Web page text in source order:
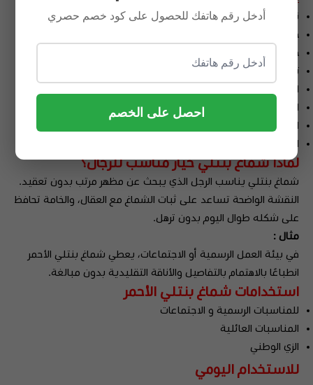
نقش كلاسيكي متوازن يبرز هيبة الإطلالة
خامة مريحة على الرأس ومناسبة لساعات اللبس الطويلة
حواف متقنة وخياطة دقيقة
تغليف فاخر مناسب كهدية
الفئة: شماغ رجالي
اللون: أحمر
الاستخدام: يومي + رسمي
العلامة: BENTLEY London
لماذا شماغ بنتلي خيار مناسب للرجال؟
شماغ بنتلي يناسب الرجل الذي يبحث عن مظهر مرتب بدون تعقيد.
النقشة الواضحة تساعد على ثبات الشماغ مع العقال، والخامة تحافظ
على شكله طوال اليوم بدون ترهل.
مثال :
في بيئة العمل الرسمية أو الاجتماعات، يعطي شماغ بنتلي الأحمر
انطباعًا بالاهتمام بالتفاصيل والأناقة التقليدية بدون مبالغة.
استخدامات شماغ بنتلي الأحمر
للمناسبات الرسمية و الاجتماعات
المناسبات العائلية
الزي الوطني
للاستخدام اليومي
أدخل رقم هاتفك للحصول على كود خصم حصري
احصل على الخصم